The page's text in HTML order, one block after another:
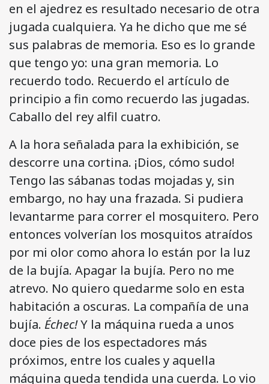
en el ajedrez es resultado necesario de otra
jugada cualquiera. Ya he dicho que me sé
sus palabras de memoria. Eso es lo grande
que tengo yo: una gran memoria. Lo
recuerdo todo. Recuerdo el artículo de
principio a fin como recuerdo las jugadas.
Caballo del rey alfil cuatro.
A la hora señalada para la exhibición, se
descorre una cortina. ¡Dios, cómo sudo!
Tengo las sábanas todas mojadas y, sin
embargo, no hay una frazada. Si pudiera
levantarme para correr el mosquitero. Pero
entonces volverían los mosquitos atraídos
por mi olor como ahora lo están por la luz
de la bujía. Apagar la bujía. Pero no me
atrevo. No quiero quedarme solo en esta
habitación a oscuras. La compañía de una
bujía. Échec!Y la máquina rueda a unos
doce pies de los espectadores más
próximos, entre los cuales y aquella
máquina queda tendida una cuerda. Lo vio